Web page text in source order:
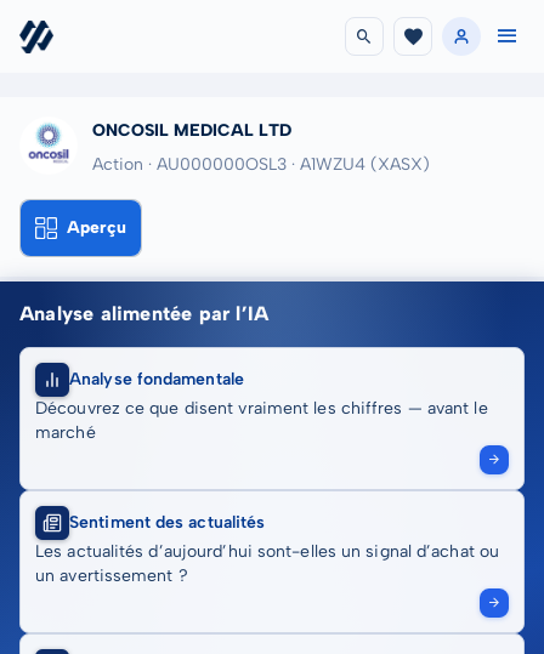
ONCOSIL MEDICAL LTD
Action · AU000000OSL3 · A1WZU4 (XASX)
Aperçu
Analyse alimentée par l’IA
Analyse fondamentale
Découvrez ce que disent vraiment les chiffres — avant le
marché
Sentiment des actualités
Les actualités d’aujourd’hui sont-elles un signal d’achat ou
un avertissement ?